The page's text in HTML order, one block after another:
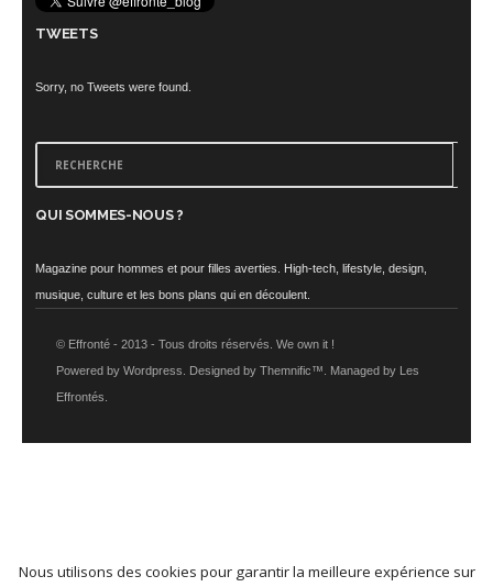
TWEETS
Sorry, no Tweets were found.
QUI SOMMES-NOUS ?
Magazine pour hommes et pour filles averties. High-tech, lifestyle, design,
musique, culture et les bons plans qui en découlent.
© Effronté - 2013 - Tous droits réservés. We own it !
Powered by Wordpress. Designed by Themnific™. Managed by Les
Effrontés.
Nous utilisons des cookies pour garantir la meilleure expérience sur